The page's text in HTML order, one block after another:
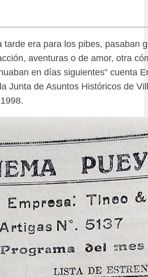
tarde era para los pibes, pasaban
aventuras o de amor, otra
en días siguientes” cuenta
Junta de Asuntos Históricos de